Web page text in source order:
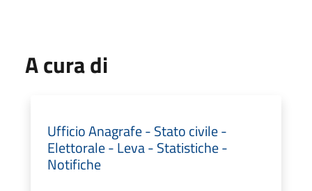
A cura di
Ufficio Anagrafe - Stato civile -
Elettorale - Leva - Statistiche -
Notifiche